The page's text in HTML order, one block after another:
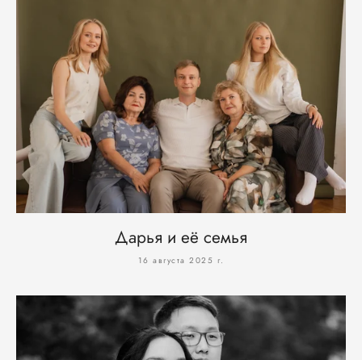
Дарья и её семья
16 августа 2025 г.